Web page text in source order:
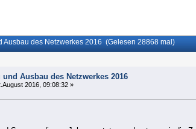
Ausbau des Netzwerkes 2016 (Gelesen 28868 mal)
und Ausbau des Netzwerkes 2016
2016, 09:08:32 »